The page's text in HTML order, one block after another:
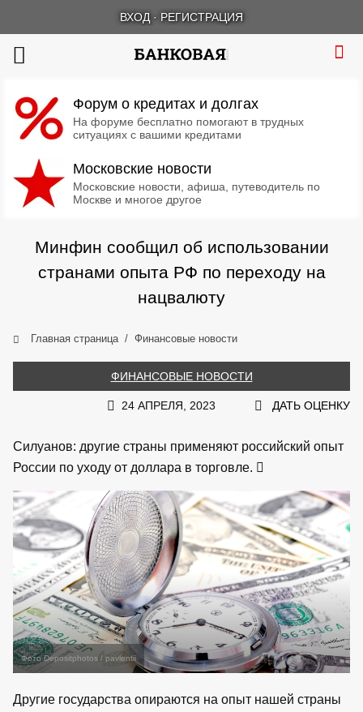
ВХОД · РЕГИСТРАЦИЯ
Форум о кредитах и долгах
На форуме бесплатно помогают в трудных
ситуациях с вашими кредитами
Московские новости
Московские новости, афиша, путеводитель по
Москве и многое другое
Минфин сообщил об использовании
странами опыта РФ по переходу на
нацвалюту
Главная страница Финансовые новости
ФИНАНСОВЫЕ НОВОСТИ
24 АПРЕЛЯ, 2023 ДАТЬ ОЦЕНКУ
Силуанов: другие страны применяют российский опыт
России по уходу от доллара в торговле.
Фото Depositphotos / pavlentii
Другие государства опираются на опыт нашей страны